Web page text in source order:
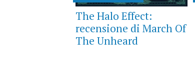
The Halo Effect:
recensione di March Of
The Unheard